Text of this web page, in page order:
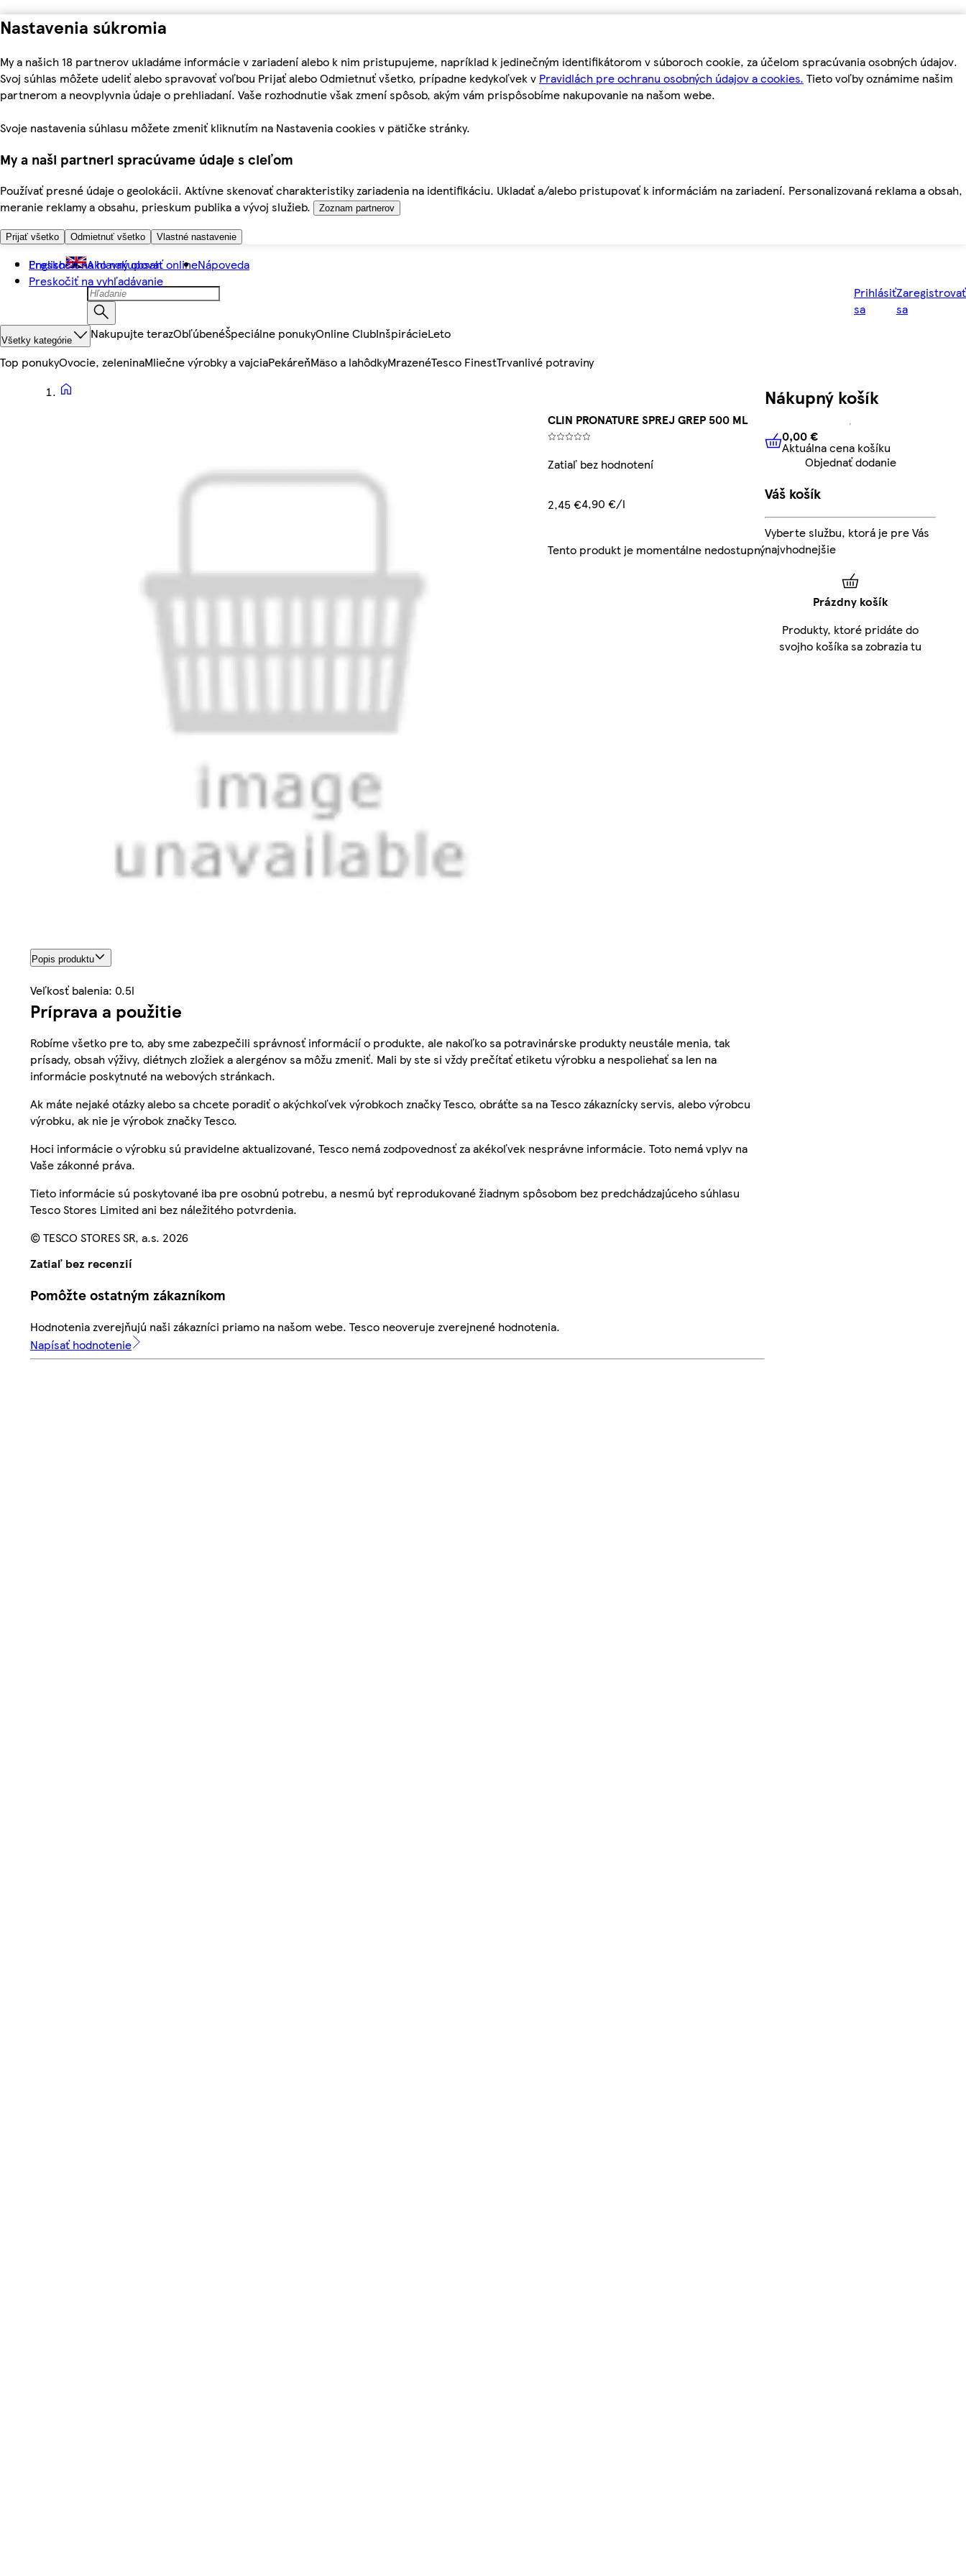
Nastavenia súkromia
My a našich 18 partnerov ukladáme informácie v zariadení alebo k nim pristupujeme, napríklad k jedinečným identifikátorom v súboroch cookie, za účelom spracúvania osobných údajov.
Svoj súhlas môžete udeliť alebo spravovať voľbou Prijať alebo Odmietnuť všetko, prípadne kedykoľvek v Pravidlách pre ochranu osobných údajov a cookies. Tieto voľby oznámime našim
partnerom a neovplyvnia údaje o prehliadaní. Vaše rozhodnutie však zmení spôsob, akým vám prispôsobíme nakupovanie na našom webe.
Svoje nastavenia súhlasu môžete zmeniť kliknutím na Nastavenia cookies v pätičke stránky.
My a naši partneri spracúvame údaje s cieľom
Používať presné údaje o geolokácii. Aktívne skenovať charakteristiky zariadenia na identifikáciu. Ukladať a/alebo pristupovať k informáciám na zariadení. Personalizovaná reklama a obsah,
meranie reklamy a obsahu, prieskum publika a vývoj služieb.
Zoznam partnerov
Prijať všetko Odmietnuť všetko Vlastné nastavenie
Preskočiť na hlavný obsah
Preskočiť na vyhľadávanie
English Ako nakupovať onlineNápoveda
Prihlásiť
sa
Zaregistrovať
sa
Všetky kategórie Nakupujte terazObľúbenéŠpeciálne ponukyOnline ClubInšpirácieLeto
Top ponukyOvocie, zeleninaMliečne výrobky a vajciaPekáreňMäso a lahôdkyMrazenéTesco FinestTrvanlivé potraviny
CLIN PRONATURE SPREJ GREP 500 ML
Zatiaľ bez hodnotení
2,45 €4,90 €/l
Tento produkt je momentálne nedostupný
Popis produktu
Veľkosť balenia: 0.5l
Príprava a použitie
Robíme všetko pre to, aby sme zabezpečili správnosť informácií o produkte, ale nakoľko sa potravinárske produkty neustále menia, tak
prísady, obsah výživy, diétnych zložiek a alergénov sa môžu zmeniť. Mali by ste si vždy prečítať etiketu výrobku a nespoliehať sa len na
informácie poskytnuté na webových stránkach.
Ak máte nejaké otázky alebo sa chcete poradiť o akýchkoľvek výrobkoch značky Tesco, obráťte sa na Tesco zákaznícky servis, alebo výrobcu
výrobku, ak nie je výrobok značky Tesco.
Hoci informácie o výrobku sú pravidelne aktualizované, Tesco nemá zodpovednosť za akékoľvek nesprávne informácie. Toto nemá vplyv na
Vaše zákonné práva.
Tieto informácie sú poskytované iba pre osobnú potrebu, a nesmú byť reprodukované žiadnym spôsobom bez predchádzajúceho súhlasu
Tesco Stores Limited ani bez náležitého potvrdenia.
© TESCO STORES SR, a.s. 2026
Zatiaľ bez recenzií
Pomôžte ostatným zákazníkom
Hodnotenia zverejňujú naši zákazníci priamo na našom webe. Tesco neoveruje zverejnené hodnotenia.
Napísať hodnotenie
Nákupný košík
0,00 € Aktuálna cena košíku
0,00 €
Aktuálna cena košíku
Objednať dodanie
Váš košík
Vyberte službu, ktorá je pre Vás
najvhodnejšie
Prázdny košík
Produkty, ktoré pridáte do
svojho košíka sa zobrazia tu